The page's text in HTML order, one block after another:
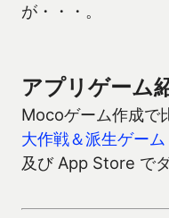
が・・・。
アプリゲーム
Mocoゲーム作成で
大作戦＆派生ゲーム
及び App Store で